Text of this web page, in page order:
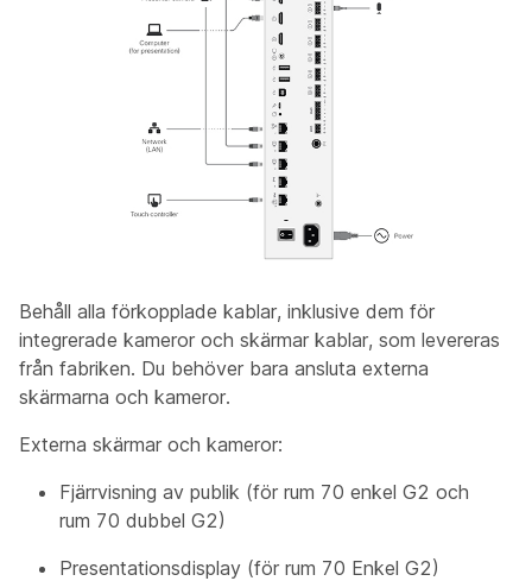
Behåll alla förkopplade kablar, inklusive dem för
integrerade kameror och skärmar kablar, som levereras
från fabriken. Du behöver bara ansluta externa
skärmarna och kameror.
Externa skärmar och kameror:
Fjärrvisning av publik (för rum 70 enkel G2 och
rum 70 dubbel G2)
Presentationsdisplay (för rum 70 Enkel G2)